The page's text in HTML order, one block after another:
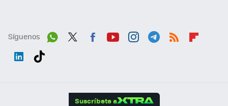
Síguenos
Suscríbete a